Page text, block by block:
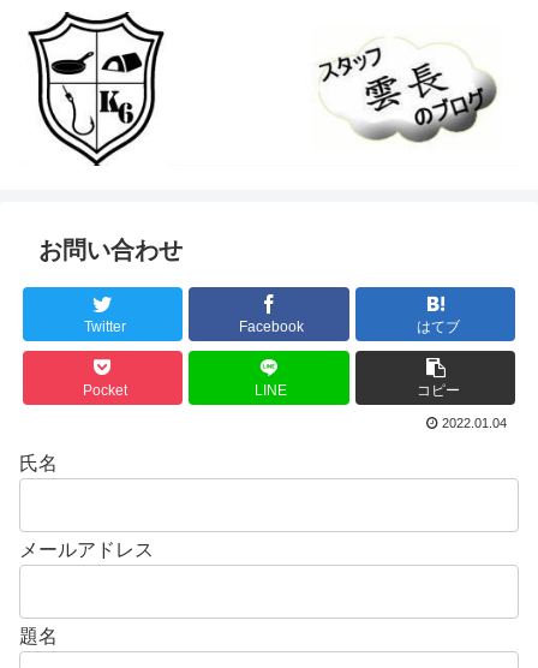
お問い合わせ
Twitter Facebook はてブ
Pocket LINE コピー
2022.01.04
氏名
メールアドレス
題名